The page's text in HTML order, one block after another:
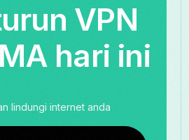
VPN
hari ini
lindungi internet anda